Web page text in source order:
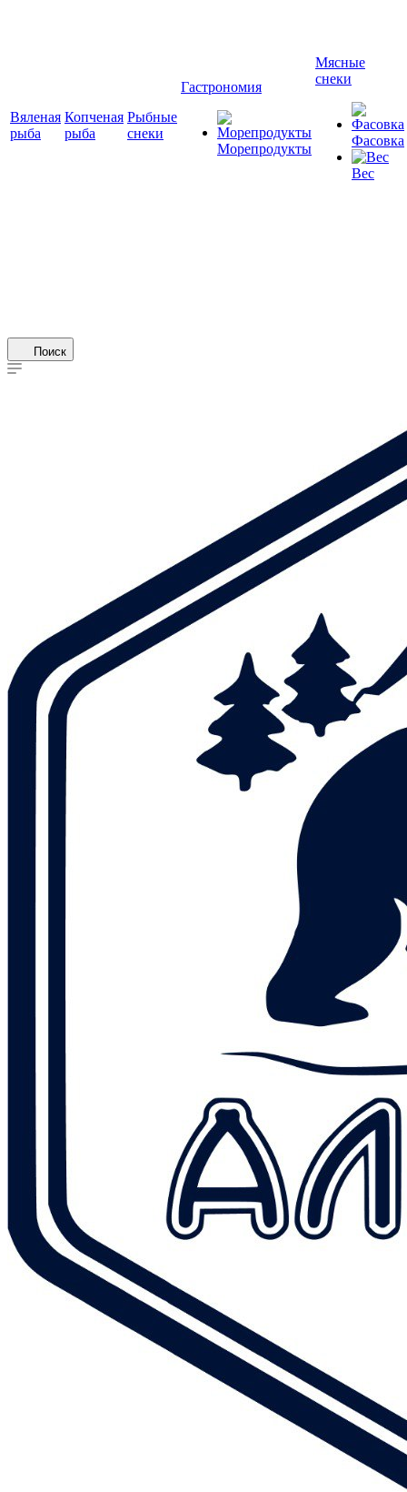
Вяленая
рыба
Копченая
рыба
Рыбные
снеки
Гастрономия
Морепродукты
Мясные
снеки
Фасовка
Вес
Поиск